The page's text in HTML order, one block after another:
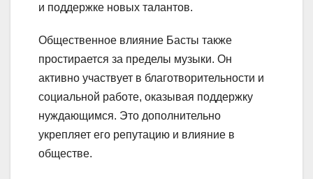
и поддержке новых талантов.
Общественное влияние Басты также
простирается за пределы музыки. Он
активно участвует в благотворительности и
социальной работе, оказывая поддержку
нуждающимся. Это дополнительно
укрепляет его репутацию и влияние в
обществе.